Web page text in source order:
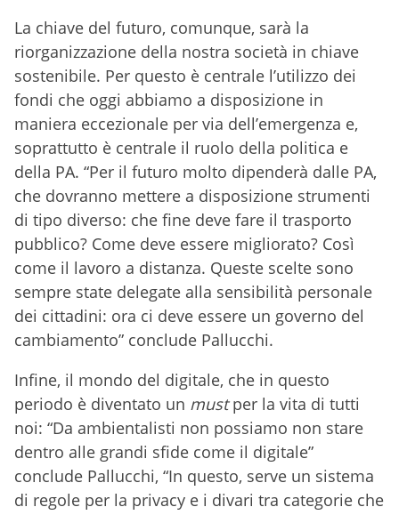
La chiave del futuro, comunque, sarà la
riorganizzazione della nostra società in chiave
sostenibile. Per questo è centrale l’utilizzo dei
fondi che oggi abbiamo a disposizione in
maniera eccezionale per via dell’emergenza e,
soprattutto è centrale il ruolo della politica e
della PA. “Per il futuro molto dipenderà dalle PA,
che dovranno mettere a disposizione strumenti
di tipo diverso: che fine deve fare il trasporto
pubblico? Come deve essere migliorato? Così
come il lavoro a distanza. Queste scelte sono
sempre state delegate alla sensibilità personale
dei cittadini: ora ci deve essere un governo del
cambiamento” conclude Pallucchi.
Infine, il mondo del digitale, che in questo
periodo è diventato un mustper la vita di tutti
noi: “Da ambientalisti non possiamo non stare
dentro alle grandi sfide come il digitale”
conclude Pallucchi, “In questo, serve un sistema
di regole per la privacy e i divari tra categorie che